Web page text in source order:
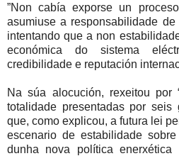
”Non cabía exporse un
asumiuse a responsabilidade
intentando que a non
económica do sistema
credibilidade e reputación
Na súa alocución, rexeitou por
totalidade presentadas por seis
que, como explicou, a futura lei
escenario de estabilidade
dunha nova política